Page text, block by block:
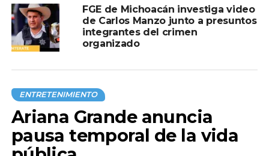
FGE de Michoacán investiga video
de Carlos Manzo junto a presuntos
integrantes del crimen
organizado
ENTRETENIMIENTO
Ariana Grande anuncia
pausa temporal de la vida